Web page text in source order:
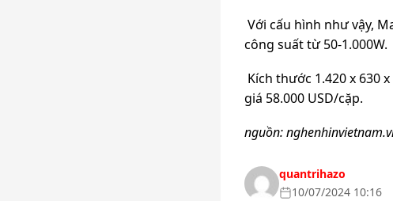
Với cấu hình như vậy,
công suất từ 50-1.000W.
Kích thước 1.420 x 630
giá 58.000 USD/cặp.
nguồn:
quantrihazo
10/07/2024 10:16